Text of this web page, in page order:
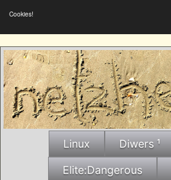
Cookies!
Linux Diwers ¹
Elite:Dangerous